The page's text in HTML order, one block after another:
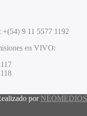
+(54) 9 11 5577 1192
en VIVO:
por NEOMEDIOS